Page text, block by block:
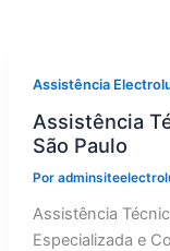
Assistência
Assistência
São Paulo
Por
Assistência
Especializada e